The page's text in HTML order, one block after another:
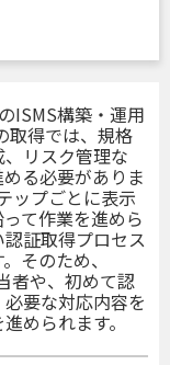
ISMS構築・運用
取得では、規格
リスク管理な
る必要がありま
ップごとに表示
て作業を進めら
証取得プロセス
そのため、
者や、初めて認
要な対応内容を
められます。